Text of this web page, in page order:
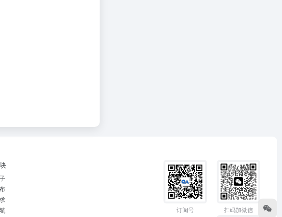
订阅号 扫码加微信